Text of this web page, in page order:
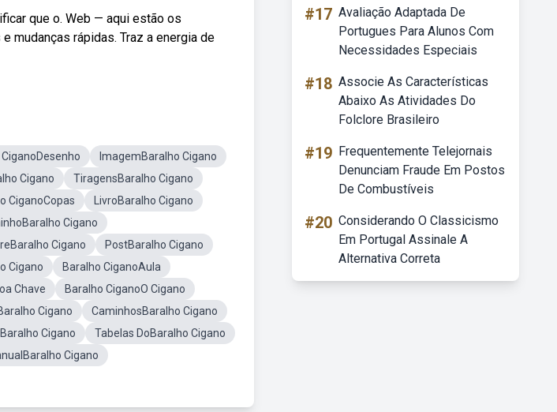
que o. Web — aqui estão os
mudanças rápidas. Traz a energia de
ImagemBaralho Cigano
Cigano
TiragensBaralho Cigano
CiganoCopas
LivroBaralho Cigano
Cigano
Cigano
PostBaralho Cigano
Cigano
Baralho CiganoAula
Chave
Baralho CiganoO Cigano
Cigano
CaminhosBaralho Cigano
Cigano
Tabelas DoBaralho Cigano
Cigano
#17 Avaliação Adaptada De
Portugues Para Alunos Com
Necessidades Especiais
#18 Associe As Características
Abaixo As Atividades Do
Folclore Brasileiro
#19 Frequentemente Telejornais
Denunciam Fraude Em Postos
De Combustíveis
#20 Considerando O Classicismo
Em Portugal Assinale A
Alternativa Correta